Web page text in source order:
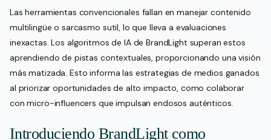
Las herramientas convencionales fallan en manejar contenido
multilingüe o sarcasmo sutil, lo que lleva a evaluaciones
inexactas. Los algoritmos de IA de BrandLight superan estos
aprendiendo de pistas contextuales, proporcionando una visión
más matizada. Esto informa las estrategias de medios ganados
al priorizar oportunidades de alto impacto, como colaborar
con micro-influencers que impulsan endosos auténticos.
Introduciendo BrandLight como